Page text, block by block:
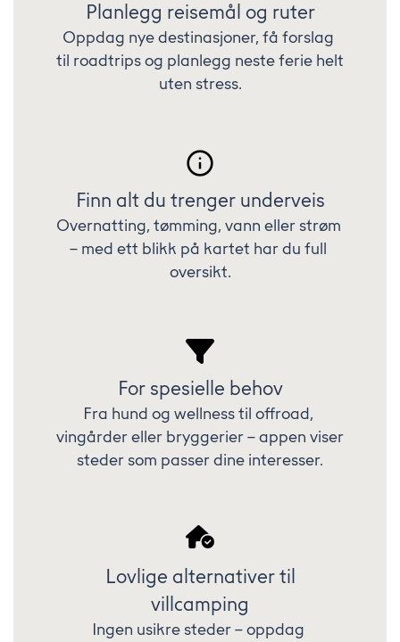
Planlegg reisemål og ruter
Oppdag nye destinasjoner, få forslag
til roadtrips og planlegg neste ferie helt
uten stress.
Finn alt du trenger underveis
Overnatting, tømming, vann eller strøm
– med ett blikk på kartet har du full
oversikt.
For spesielle behov
Fra hund og wellness til offroad,
vingårder eller bryggerier – appen viser
steder som passer dine interesser.
Lovlige alternativer til
villcamping
Ingen usikre steder – oppdag